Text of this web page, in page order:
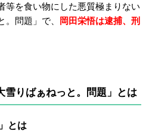
等を食い物にした悪質極まりない
問題」で、 岡田栄悟は逮捕、刑
雪りばぁねっと。問題」とは
とは